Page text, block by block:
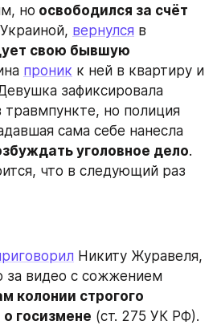
но освободился за счёт
вернулся в
свою бывшую
проник к ней в квартиру и
зафиксировала
но полиция
сама себе нанесла
уголовное дело.
что в следующий раз
Никиту Журавеля,
за видео с сожжением
колонии строгого
госизмене (ст. 275 УК РФ).